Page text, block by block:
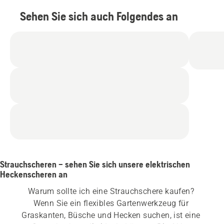
Sehen Sie sich auch Folgendes an
Strauchscheren – sehen Sie sich unsere elektrischen
Heckenscheren an
Warum sollte ich eine Strauchschere kaufen?
Wenn Sie ein flexibles Gartenwerkzeug für
Graskanten, Büsche und Hecken suchen, ist eine